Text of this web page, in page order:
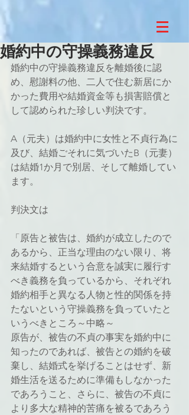
婚約中の守操義務違反
婚約中の守操義務違反を離婚後に認
め、慰謝料の他、二人で住む新居にか
かった費用や結婚資金等も損害賠償と
して認められた珍しい判決です。
A（元夫）は婚約中に女性と不貞行為に
及び、結婚ごそれに気づいたB（元妻）
は結婚1か月で別居、そして離婚してい
ます。
判決文は
「原告と被告は、婚約が成立したので
あるから、正当な理由のない限り、将
来結婚するという合意を誠実に履行す
べき義務を負っているから、それぞれ
婚約相手と異なる人物と性的関係を持
たないという守操義務を負っていたと
いうべきところ～中略～
原告が、被告の不貞の事実を婚約中に
知ったのであれば、被告との婚約を破
棄し、結婚式を挙げることはせず、新
婚生活を送るために準備もしなかった
であろうこと、さらに、被告の不貞に
より多大な精神的苦痛を被るであろう